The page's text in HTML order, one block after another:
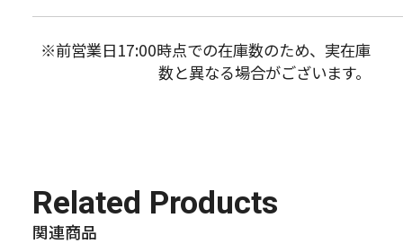
※前営業日17:00時点での在庫数のため、実在庫
数と異なる場合がございます。
Related Products
関連商品